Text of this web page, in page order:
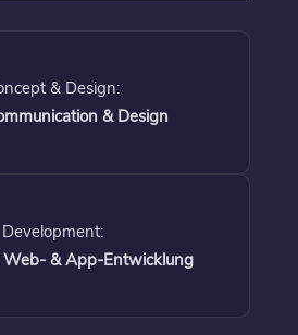
& Design:
& Design
Development:
Web- & App-Entwicklung